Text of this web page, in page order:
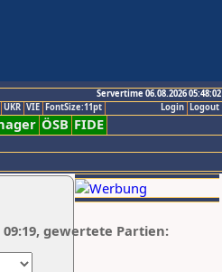
Servertime 06.08.2026 05:48:02
Logout
Login
UKR VIE FontSize:11pt
ÖSB FIDE
09:19, gewertete Partien: